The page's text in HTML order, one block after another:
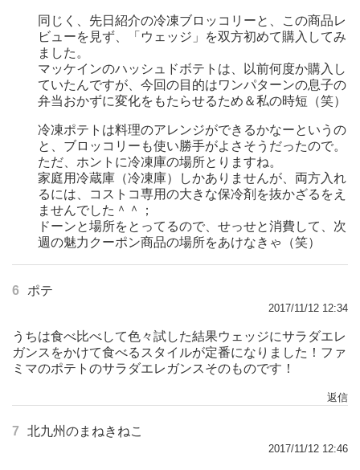
同じく、先日紹介の冷凍ブロッコリーと、この商品レ
ビューを見ず、「ウェッジ」を双方初めて購入してみ
ました。
マッケインのハッシュドボテトは、以前何度か購入し
ていたんですが、今回の目的はワンパターンの息子の
弁当おかずに変化をもたらせるため＆私の時短（笑）
冷凍ポテトは料理のアレンジができるかなーというの
と、ブロッコリーも使い勝手がよさそうだったので。
ただ、ホントに冷凍庫の場所とりますね。
家庭用冷蔵庫（冷凍庫）しかありませんが、両方入れ
るには、コストコ専用の大きな保冷剤を抜かざるをえ
ませんでした＾＾；
ドーンと場所をとってるので、せっせと消費して、次
週の魅力クーポン商品の場所をあけなきゃ（笑）
6 ポテ
2017/11/12 12:34
うちは食べ比べして色々試した結果ウェッジにサラダエレ
ガンスをかけて食べるスタイルが定番になりました！ファ
ミマのポテトのサラダエレガンスそのものです！
返信
7 北九州のまねきねこ
2017/11/12 12:46